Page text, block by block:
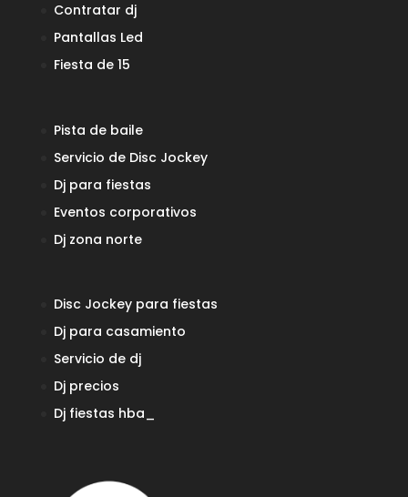
Contratar dj
Pantallas Led
Fiesta de 15
Pista de baile
Servicio de Disc Jockey
Dj para fiestas
Eventos corporativos
Dj zona norte
Disc Jockey para fiestas
Dj para casamiento
Servicio de dj
Dj precios
Dj fiestas hba_